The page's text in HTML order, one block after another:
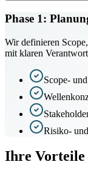
Phase 1:
Wir definieren
mit klaren
Scope-
Risiko-
Ihre Vorteile